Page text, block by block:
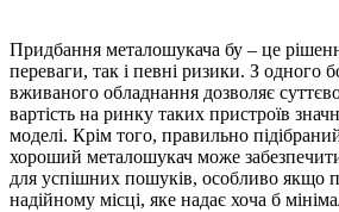
Придбання металошукача бу – це
переваги, так і певні ризики. З одного
вживаного обладнання дозволяє
вартість на ринку таких пристроїв
моделі. Крім того, правильно
хороший металошукач може забезпечити
для успішних пошуків, особливо якщо
надійному місці, яке надає хоча б